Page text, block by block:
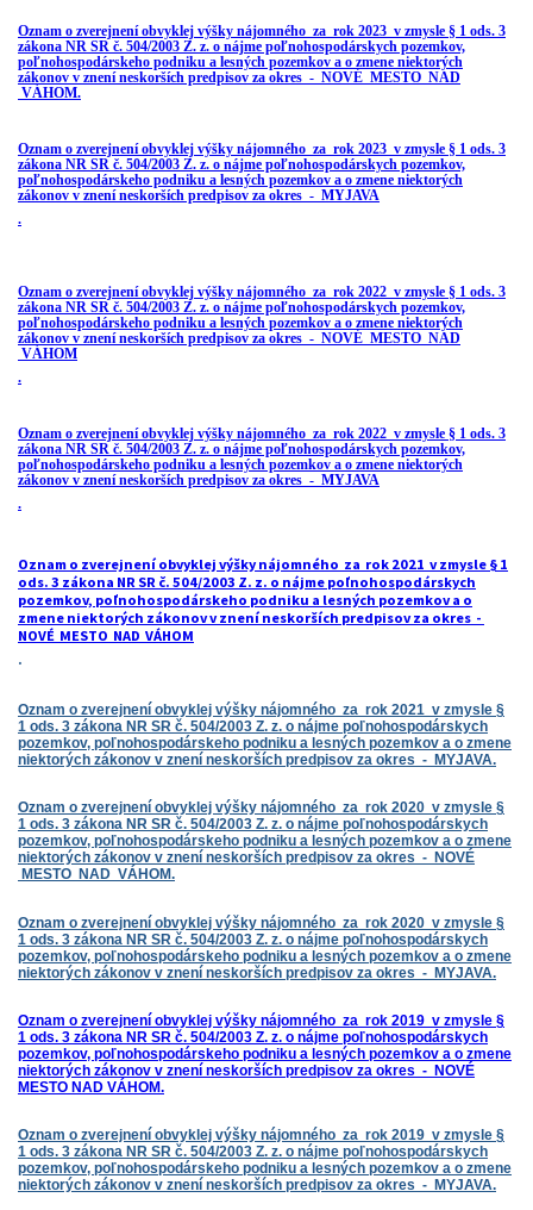
Oznam o zverejnení obvyklej výšky nájomného za rok 2023 v zmysle § 1 ods. 3
zákona NR SR č. 504/2003 Z. z. o nájme poľnohospodárskych pozemkov,
poľnohospodárskeho podniku a lesných pozemkov a o zmene niektorých
zákonov v znení neskorších predpisov za okres - NOVÉ MESTO NAD
VÁHOM.
Oznam o zverejnení obvyklej výšky nájomného za rok 2023 v zmysle § 1 ods. 3
zákona NR SR č. 504/2003 Z. z. o nájme poľnohospodárskych pozemkov,
poľnohospodárskeho podniku a lesných pozemkov a o zmene niektorých
zákonov v znení neskorších predpisov za okres - MYJAVA
.
Oznam o zverejnení obvyklej výšky nájomného za rok 2022 v zmysle § 1 ods. 3
zákona NR SR č. 504/2003 Z. z. o nájme poľnohospodárskych pozemkov,
poľnohospodárskeho podniku a lesných pozemkov a o zmene niektorých
zákonov v znení neskorších predpisov za okres - NOVÉ MESTO NAD
VÁHOM
.
Oznam o zverejnení obvyklej výšky nájomného za rok 2022 v zmysle § 1 ods. 3
zákona NR SR č. 504/2003 Z. z. o nájme poľnohospodárskych pozemkov,
poľnohospodárskeho podniku a lesných pozemkov a o zmene niektorých
zákonov v znení neskorších predpisov za okres - MYJAVA
.
Oznam o zverejnení obvyklej výšky nájomného za rok 2021 v zmysle § 1
ods. 3 zákona NR SR č. 504/2003 Z. z. o nájme poľnohospodárskych
pozemkov, poľnohospodárskeho podniku a lesných pozemkov a o
zmene niektorých zákonov v znení neskorších predpisov za okres -
NOVÉ MESTO NAD VÁHOM
.
Oznam o zverejnení obvyklej výšky nájomného za rok 2021 v zmysle §
1 ods. 3 zákona NR SR č. 504/2003 Z. z. o nájme poľnohospodárskych
pozemkov, poľnohospodárskeho podniku a lesných pozemkov a o zmene
niektorých zákonov v znení neskorších predpisov za okres - MYJAVA.
Oznam o zverejnení obvyklej výšky nájomného za rok 2020 v zmysle §
1 ods. 3 zákona NR SR č. 504/2003 Z. z. o nájme poľnohospodárskych
pozemkov, poľnohospodárskeho podniku a lesných pozemkov a o zmene
niektorých zákonov v znení neskorších predpisov za okres - NOVÉ
MESTO NAD VÁHOM.
Oznam o zverejnení obvyklej výšky nájomného za rok 2020 v zmysle §
1 ods. 3 zákona NR SR č. 504/2003 Z. z. o nájme poľnohospodárskych
pozemkov, poľnohospodárskeho podniku a lesných pozemkov a o zmene
niektorých zákonov v znení neskorších predpisov za okres - MYJAVA.
Oznam o zverejnení obvyklej výšky nájomného za rok 2019 v zmysle §
1 ods. 3 zákona NR SR č. 504/2003 Z. z. o nájme poľnohospodárskych
pozemkov, poľnohospodárskeho podniku a lesných pozemkov a o zmene
niektorých zákonov v znení neskorších predpisov za okres - NOVÉ
MESTO NAD VÁHOM.
Oznam o zverejnení obvyklej výšky nájomného za rok 2019 v zmysle §
1 ods. 3 zákona NR SR č. 504/2003 Z. z. o nájme poľnohospodárskych
pozemkov, poľnohospodárskeho podniku a lesných pozemkov a o zmene
niektorých zákonov v znení neskorších predpisov za okres - MYJAVA.